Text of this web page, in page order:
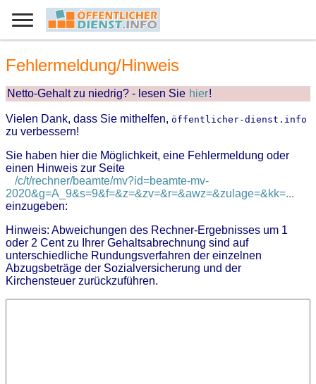
Fehlermeldung/Hinweis
Netto-Gehalt zu niedrig? - lesen Sie hier!
Vielen Dank, dass Sie mithelfen, öffentlicher-dienst.info
zu verbessern!
Sie haben hier die Möglichkeit, eine Fehlermeldung oder
einen Hinweis zur Seite
/c/t/rechner/beamte/mv?id=beamte-mv-
2020&g=A_9&s=9&f=&z=&zv=&r=&awz=&zulage=&kk=...
einzugeben:
Hinweis: Abweichungen des Rechner-Ergebnisses um 1
oder 2 Cent zu Ihrer Gehaltsabrechnung sind auf
unterschiedliche Rundungsverfahren der einzelnen
Abzugsbeträge der Sozialversicherung und der
Kirchensteuer zurückzuführen.